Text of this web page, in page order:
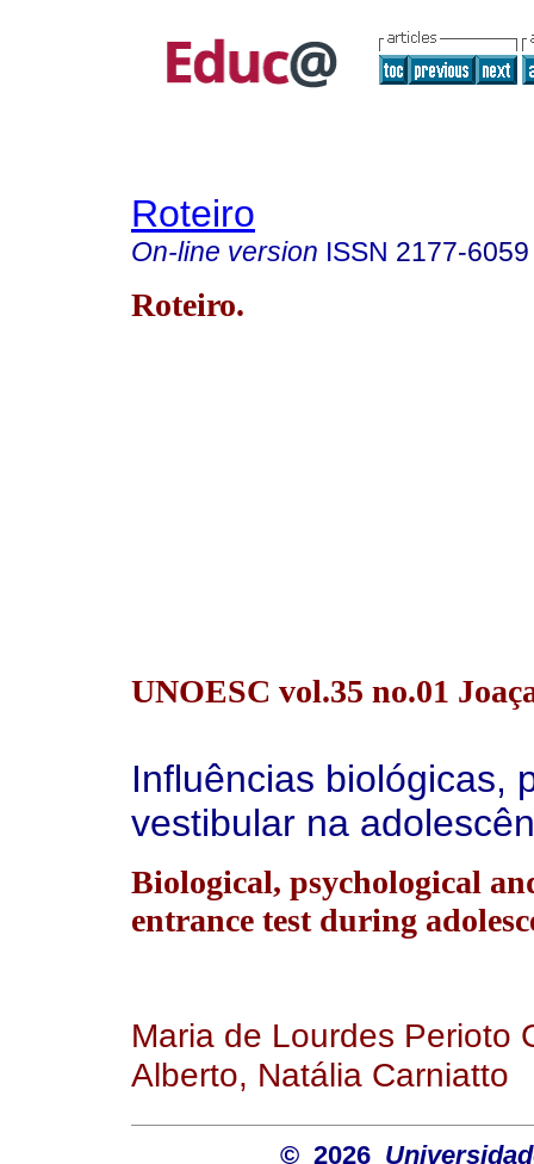
Roteiro
On-line version ISSN 2177-6059
Roteiro.
UNOESC vol.35 no.01
Influências biológicas,
vestibular na
Biological, psychological
entrance test during
Maria de Lourdes Perioto
Alberto, Natália Carniatto
© 2026